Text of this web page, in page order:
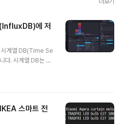
에 저
시계열 DB(Time Se
다. 시계열 DB는 시
아래와 같이 그래
지가 제공되는 Do
. 먼저 InfluxDB의
스마트 전